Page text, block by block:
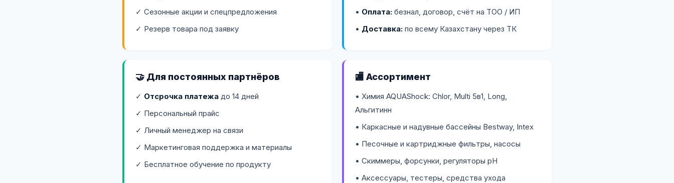
✓ Сезонные акции и спецпредложения
✓ Резерв товара под заявку
• Оплата: безнал, договор, счёт на ТОО / ИП
• Доставка: по всему Казахстану через ТК
🤝 Для постоянных партнёров
✓ Отсрочка платежа до 14 дней
✓ Персональный прайс
✓ Личный менеджер на связи
✓ Маркетинговая поддержка и материалы
✓ Бесплатное обучение по продукту
🏬 Ассортимент
• Химия AQUAShock: Chlor, Multi 5в1, Long,
Альгитинн
• Каркасные и надувные бассейны Bestway, Intex
• Песочные и картриджные фильтры, насосы
• Скиммеры, форсунки, регуляторы pH
• Аксессуары, тестеры, средства ухода